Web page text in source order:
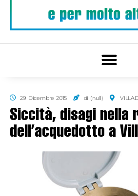
29 Dicembre 2015 di (null)
Siccità, disagi nella
dell’acquedotto a